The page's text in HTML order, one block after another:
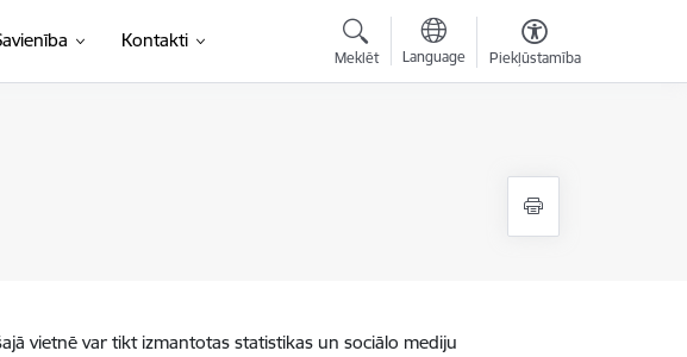
Kontakti
Meklēt Language Piekļūstamība
vietnē var tikt izmantotas statistikas un sociālo mediju